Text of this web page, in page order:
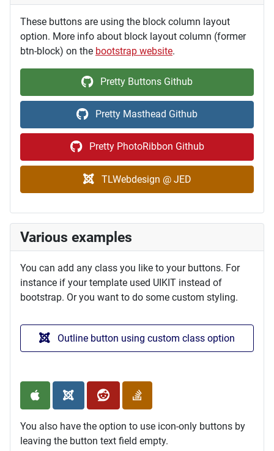
These buttons are using the block column layout
option. More info about block layout column (former
btn-block) on the bootstrap website.
Pretty Buttons Github
Pretty Masthead Github
Pretty PhotoRibbon Github
TLWebdesign @ JED
Various examples
You can add any class you like to your buttons. For
instance if your template used UIKIT instead of
bootstrap. Or you want to do some custom styling.
Outline button using custom class option
You also have the option to use icon-only buttons by
leaving the button text field empty.